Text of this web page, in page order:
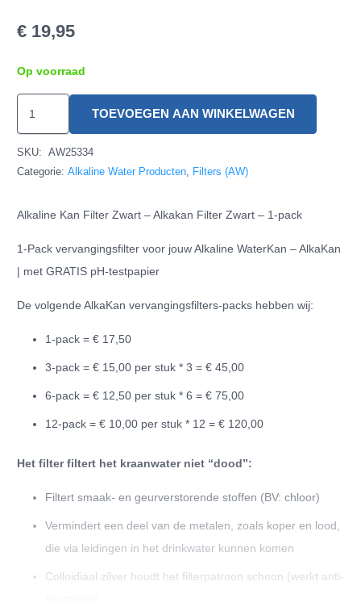
€ 19,95
Op voorraad
Kan
Filter
Zwart
1-
TOEVOEGEN AAN WINKELWAGEN
SKU:
AW25334
Categorie: Alkaline Water Producten, Filters (AW)
Alkaline Kan Filter Zwart – Alkakan Filter Zwart – 1-pack
1-Pack vervangingsfilter voor jouw Alkaline WaterKan – AlkaKan
| met GRATIS pH-testpapier
De volgende AlkaKan vervangingsfilters-packs hebben wij:
1-pack = € 17,50
3-pack = € 15,00 per stuk * 3 = € 45,00
6-pack = € 12,50 per stuk * 6 = € 75,00
12-pack = € 10,00 per stuk * 12 = € 120,00
Het filter filtert het kraanwater niet “dood”:
Filtert smaak- en geurverstorende stoffen (BV: chloor)
Vermindert een deel van de metalen, zoals koper en lood,
die via leidingen in het drinkwater kunnen komen
Colloidiaal zilver houdt het filterpatroon schoon (werkt anti-